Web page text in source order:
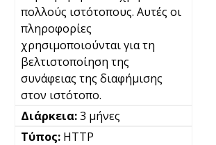
πολλούς ιστότοπους. Αυτές οι
πληροφορίες
χρησιμοποιούνται για τη
βελτιστοποίηση της
συνάφειας της διαφήμισης
στον ιστότοπο.
3 μήνες
HTTP